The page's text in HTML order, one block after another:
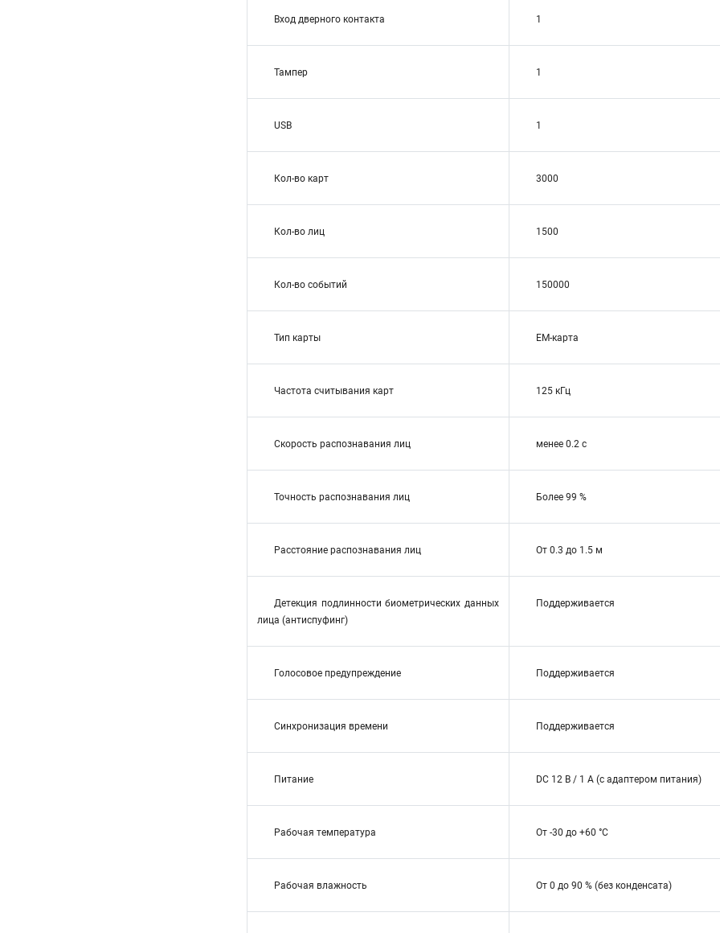
Вход дверного контакта 1
Тампер 1
USB 1
Кол-во карт 3000
Кол-во лиц 1500
Кол-во событий 150000
Тип карты EM-карта
Частота считывания карт 125 кГц
Скорость распознавания лиц менее 0.2 с
Точность распознавания лиц Более 99 %
Расстояние распознавания лиц От 0.3 до 1.5 м
Детекция подлинности биометрических данных
лица (антиспуфинг)
Поддерживается
Голосовое предупреждение Поддерживается
Синхронизация времени Поддерживается
Питание DC 12 В / 1 А (с адаптером питания)
Рабочая температура От -30 до +60 °C
Рабочая влажность От 0 до 90 % (без конденсата)